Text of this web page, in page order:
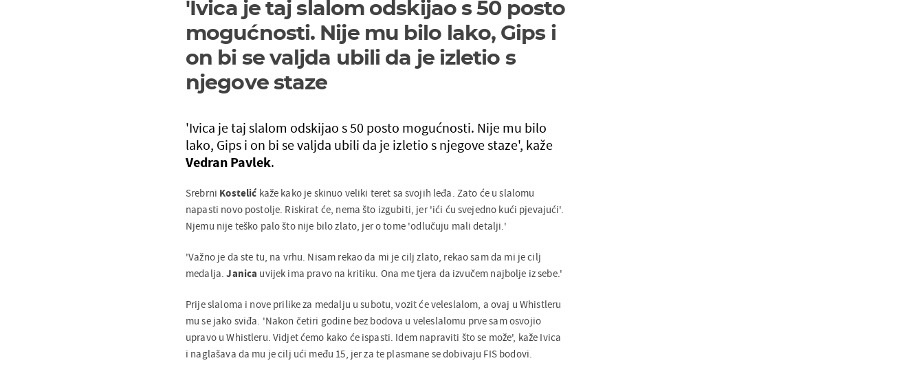
'Ivica je taj slalom odskijao s 50 posto
mogućnosti. Nije mu bilo lako, Gips i
on bi se valjda ubili da je izletio s
njegove staze
'Ivica je taj slalom odskijao s 50 posto mogućnosti. Nije mu bilo
lako, Gips i on bi se valjda ubili da je izletio s njegove staze', kaže
Vedran Pavlek.
Srebrni Kostelić kaže kako je skinuo veliki teret sa svojih leđa. Zato će u slalomu
napasti novo postolje. Riskirat će, nema što izgubiti, jer 'ići ću svejedno kući pjevajući'.
Njemu nije teško palo što nije bilo zlato, jer o tome 'odlučuju mali detalji.'
'Važno je da ste tu, na vrhu. Nisam rekao da mi je cilj zlato, rekao sam da mi je cilj
medalja.Janica uvijek ima pravo na kritiku. Ona me tjera da izvučem najbolje iz sebe.'
Prije slaloma i nove prilike za medalju u subotu, vozit će veleslalom, a ovaj u Whistleru
mu se jako sviđa. 'Nakon četiri godine bez bodova u veleslalomu prve sam osvojio
upravo u Whistleru. Vidjet ćemo kako će ispasti. Idem napraviti što se može', kaže Ivica
i naglašava da mu je cilj ući među 15, jer za te plasmane se dobivaju FIS bodovi.